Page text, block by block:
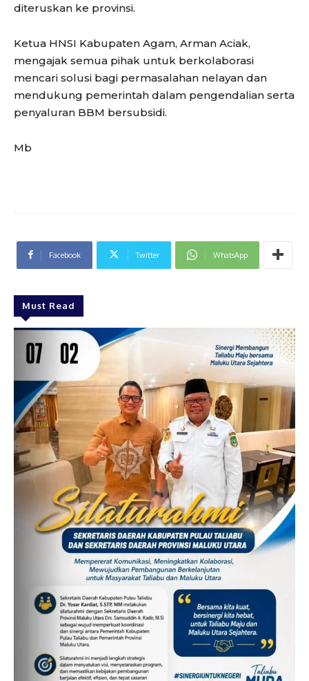
diteruskan ke provinsi.
Ketua HNSI Kabupaten Agam, Arman Aciak,
mengajak semua pihak untuk berkolaborasi
mencari solusi bagi permasalahan nelayan dan
mendukung pemerintah dalam pengendalian serta
penyaluran BBM bersubsidi.
Mb
Facebook Twitter WhatsApp
Must Read